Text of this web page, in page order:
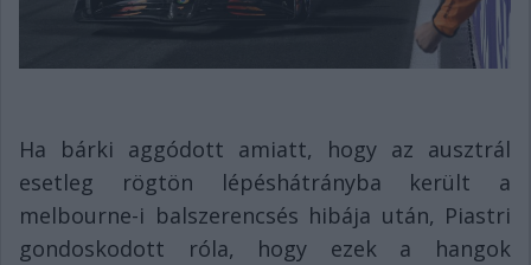
Ha bárki aggódott amiatt, hogy az ausztrál
esetleg rögtön lépéshátrányba került a
melbourne-i balszerencsés hibája után, Piastri
gondoskodott róla, hogy ezek a hangok